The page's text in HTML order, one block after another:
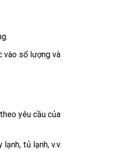
vào số lượng và
yêu cầu của
tủ lạnh, v.v.